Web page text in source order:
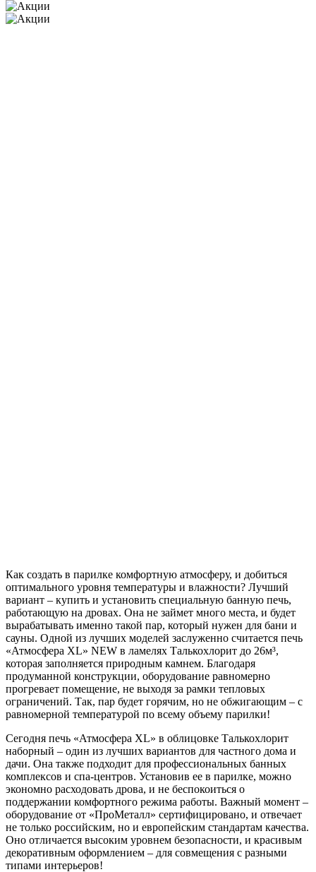
Как создать в парилке комфортную атмосферу, и добиться
оптимального уровня температуры и влажности? Лучший
вариант – купить и установить специальную банную печь,
работающую на дровах. Она не займет много места, и будет
вырабатывать именно такой пар, который нужен для бани и
сауны. Одной из лучших моделей заслуженно считается печь
«Атмосфера XL» NEW в ламелях Талькохлорит до 26м³,
которая заполняется природным камнем. Благодаря
продуманной конструкции, оборудование равномерно
прогревает помещение, не выходя за рамки тепловых
ограничений. Так, пар будет горячим, но не обжигающим – с
равномерной температурой по всему объему парилки!
Сегодня печь «Атмосфера XL» в облицовке Талькохлорит
наборный – один из лучших вариантов для частного дома и
дачи. Она также подходит для профессиональных банных
комплексов и спа-центров. Установив ее в парилке, можно
экономно расходовать дрова, и не беспокоиться о
поддержании комфортного режима работы. Важный момент –
оборудование от «ПроМеталл» сертифицировано, и отвечает
не только российским, но и европейским стандартам качества.
Оно отличается высоким уровнем безопасности, и красивым
декоративным оформлением – для совмещения с разными
типами интерьеров!